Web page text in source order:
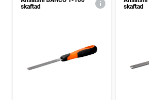
skaftad
skaftad